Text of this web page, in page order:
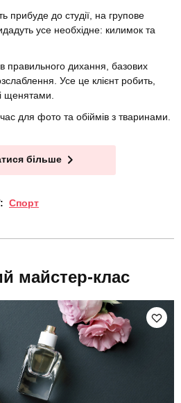
прибуде до студії, на групове
усе необхідне: килимок та
правильного дихання, базових
Усе це клієнт робить,
щенятами.
для фото та обіймів з тваринами.
більше
Спорт
майстер-клас